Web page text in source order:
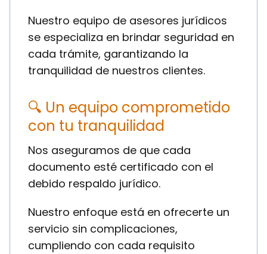
Nuestro equipo de asesores jurídicos
se especializa en brindar seguridad en
cada trámite, garantizando la
tranquilidad de nuestros clientes.
🔍 Un equipo comprometido
con tu tranquilidad
Nos aseguramos de que cada
documento esté certificado con el
debido respaldo jurídico.
Nuestro enfoque está en ofrecerte un
servicio sin complicaciones,
cumpliendo con cada requisito